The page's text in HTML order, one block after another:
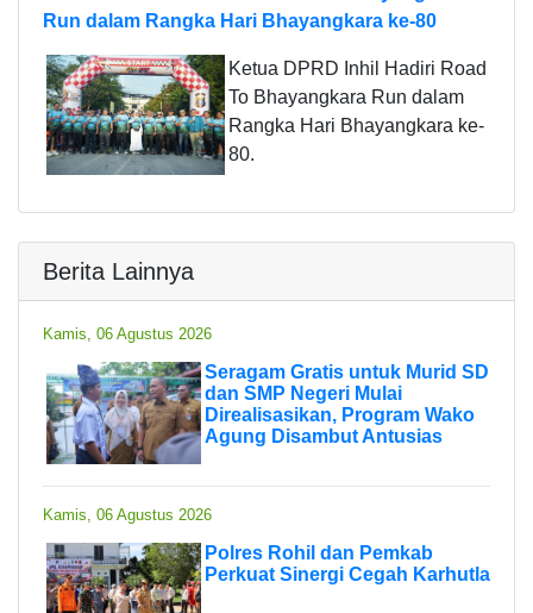
Run dalam Rangka Hari Bhayangkara ke-80
Ketua DPRD Inhil Hadiri Road
To Bhayangkara Run dalam
Rangka Hari Bhayangkara ke-
80.
Berita Lainnya
Kamis, 06 Agustus 2026
Seragam Gratis untuk Murid SD
dan SMP Negeri Mulai
Direalisasikan, Program Wako
Agung Disambut Antusias
Kamis, 06 Agustus 2026
Polres Rohil dan Pemkab
Perkuat Sinergi Cegah Karhutla